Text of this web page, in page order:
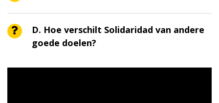
D. Hoe verschilt Solidaridad van andere
goede doelen?